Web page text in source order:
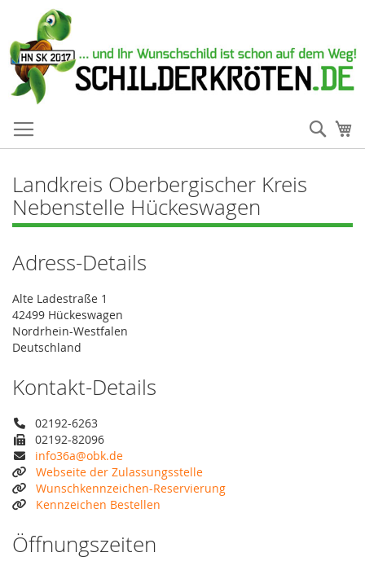
Landkreis Oberbergischer Kreis
Nebenstelle Hückeswagen
Adress-Details
Alte Ladestraße 1
42499 Hückeswagen
Nordrhein-Westfalen
Deutschland
Kontakt-Details
02192-6263
02192-82096
info36a@obk.de
Webseite der Zulassungsstelle
Wunschkennzeichen-Reservierung
Kennzeichen Bestellen
Öffnungszeiten